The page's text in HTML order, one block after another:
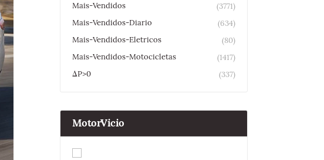
Mais-Vendidos
(3771)
Mais-Vendidos-Diario
(634)
Mais-Vendidos-Eletricos
(80)
Mais-Vendidos-Motocicletas
(1417)
ΔP>0
(337)
MotorVicio